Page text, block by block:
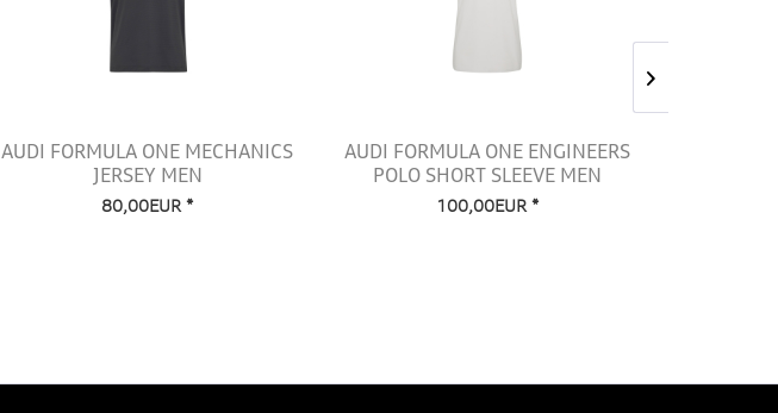
AUDI FORMULA ONE MECHANICS
JERSEY MEN
80,00EUR *
AUDI FORMULA ONE ENGINEERS
POLO SHORT SLEEVE MEN
100,00EUR *